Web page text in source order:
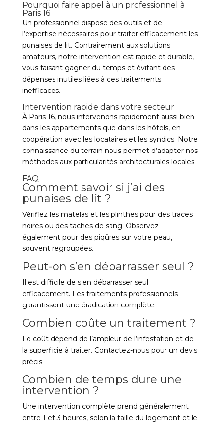
Pourquoi faire appel à un professionnel à
Paris 16
Un professionnel dispose des outils et de
l’expertise nécessaires pour traiter efficacement les
punaises de lit. Contrairement aux solutions
amateurs, notre intervention est rapide et durable,
vous faisant gagner du temps et évitant des
dépenses inutiles liées à des traitements
inefficaces.
Intervention rapide dans votre secteur
À Paris 16, nous intervenons rapidement aussi bien
dans les appartements que dans les hôtels, en
coopération avec les locataires et les syndics. Notre
connaissance du terrain nous permet d’adapter nos
méthodes aux particularités architecturales locales.
FAQ
Comment savoir si j’ai des
punaises de lit ?
Vérifiez les matelas et les plinthes pour des traces
noires ou des taches de sang. Observez
également pour des piqûres sur votre peau,
souvent regroupées.
Peut-on s’en débarrasser seul ?
Il est difficile de s’en débarrasser seul
efficacement. Les traitements professionnels
garantissent une éradication complète.
Combien coûte un traitement ?
Le coût dépend de l’ampleur de l’infestation et de
la superficie à traiter. Contactez-nous pour un devis
précis.
Combien de temps dure une
intervention ?
Une intervention complète prend généralement
entre 1 et 3 heures, selon la taille du logement et le